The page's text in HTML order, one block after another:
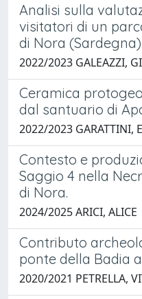
Analisi sulla
visitatori di un
di Nora (Sardegna)
2022/2023 GALEAZZI,
Ceramica
dal santuario di
2022/2023 GARATTINI,
Contesto e
Saggio 4 nella
di Nora.
2024/2025 ARICI, ALICE
Contributo
ponte della Badia
2020/2021 PETRELLA,